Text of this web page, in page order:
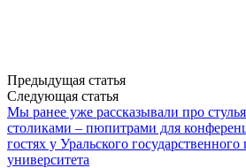
Предыдущая статья
Следующая статья
Мы ранее уже рассказывали про
столиками – пюпитрами для
гостях у Уральского государственного
университета